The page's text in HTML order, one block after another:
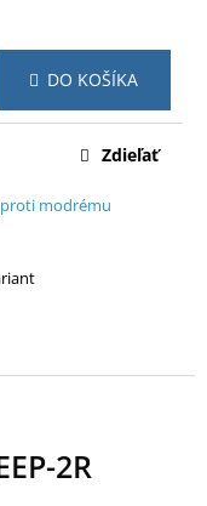
DO KOŠÍKA
modrému
Zdieľať
2R